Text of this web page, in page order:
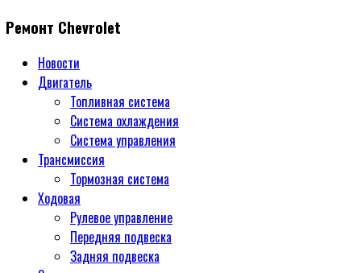
Ремонт Chevrolet
Новости
Двигатель
Топливная система
Система охлаждения
Система управления
Трансмиссия
Тормозная система
Ходовая
Рулевое управление
Передняя подвеска
Задняя подвеска